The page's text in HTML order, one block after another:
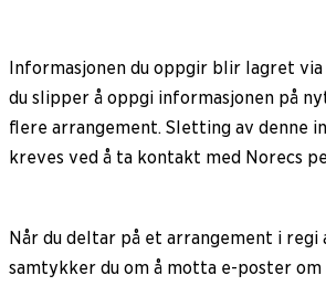
Informasjonen du oppgir blir lagret
du slipper å oppgi informasjonen på
flere arrangement. Sletting av denne
kreves ved å ta kontakt med Norecs
Når du deltar på et arrangement i regi
samtykker du om å motta e-poster om